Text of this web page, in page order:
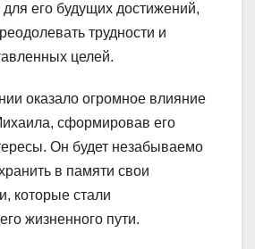
его будущих достижений,
трудности и
целей.
оказало огромное влияние
сформировав его
Он будет незабываемо
в памяти свои
которые стали
жизненного пути.